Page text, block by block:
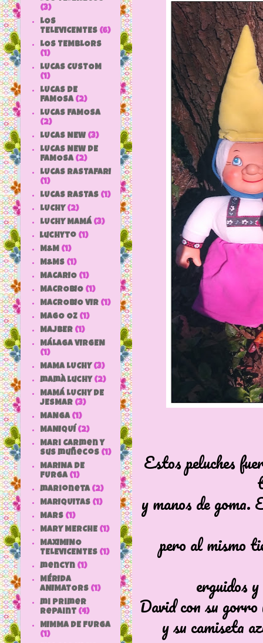
Estos peluches
y manos de goma.
pero al mismo
erguidos
David con su
y su camiseta
(3)
LOS
TELEVICENTES (6)
LOS TEMBLORS
(1)
LUCAS CUSTOM
(1)
LUCAS DE
FAMOSA (2)
LUCAS FAMOSA
(2)
LUCAS NEW (3)
LUCAS NEW DE
FAMOSA (2)
LUCAS RASTAFARI
(1)
LUCAS RASTAS (1)
LUCHY (2)
LUCHY MAMÁ (3)
luchyto (1)
M&M (1)
M&MS (1)
MACARIO (1)
MACROBIO (1)
MACROBIO VIR (1)
MAGO OZ (1)
MAJBER (1)
MÁLAGA VIRGEN
(1)
MAMA LUCHY (3)
mamà luchy (2)
MAMÁ LUCHY DE
JESMAR (3)
MANGA (1)
MANIQUÍ (2)
Mari Carmen y
sus muñecos (1)
MARINA DE
FURGA (1)
marioneta (2)
MARIQUITAS (1)
MARS (1)
MARY MERCHE (1)
MAXIMINO
TELEVICENTES (1)
mencyn (1)
MÉRIDA
ANIMATORS (1)
mi primer
repaint (4)
MIMMA DE FURGA
(1)